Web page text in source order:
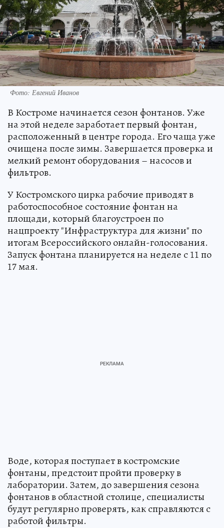
Фото: Евгений Иванов
В Костроме начинается сезон фонтанов. Уже
на этой неделе заработает первый фонтан,
расположенный в центре города. Его чаща уже
очищена после зимы. Завершается проверка и
мелкий ремонт оборудования – насосов и
фильтров.
У Костромского цирка рабочие приводят в
работоспособное состояние фонтан на
площади, который благоустроен по
нацпроекту "Инфраструктура для жизни" по
итогам Всероссийского онлайн-голосования.
Запуск фонтана планируется на неделе с 11 по
17 мая.
Воде, которая поступает в костромские
фонтаны, предстоит пройти проверку в
лаборатории. Затем, до завершения сезона
фонтанов в областной столице, специалисты
будут регулярно проверять, как справляются с
работой фильтры.